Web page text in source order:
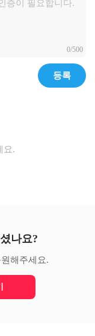
0/500
등록
요.
나요?
해주세요.